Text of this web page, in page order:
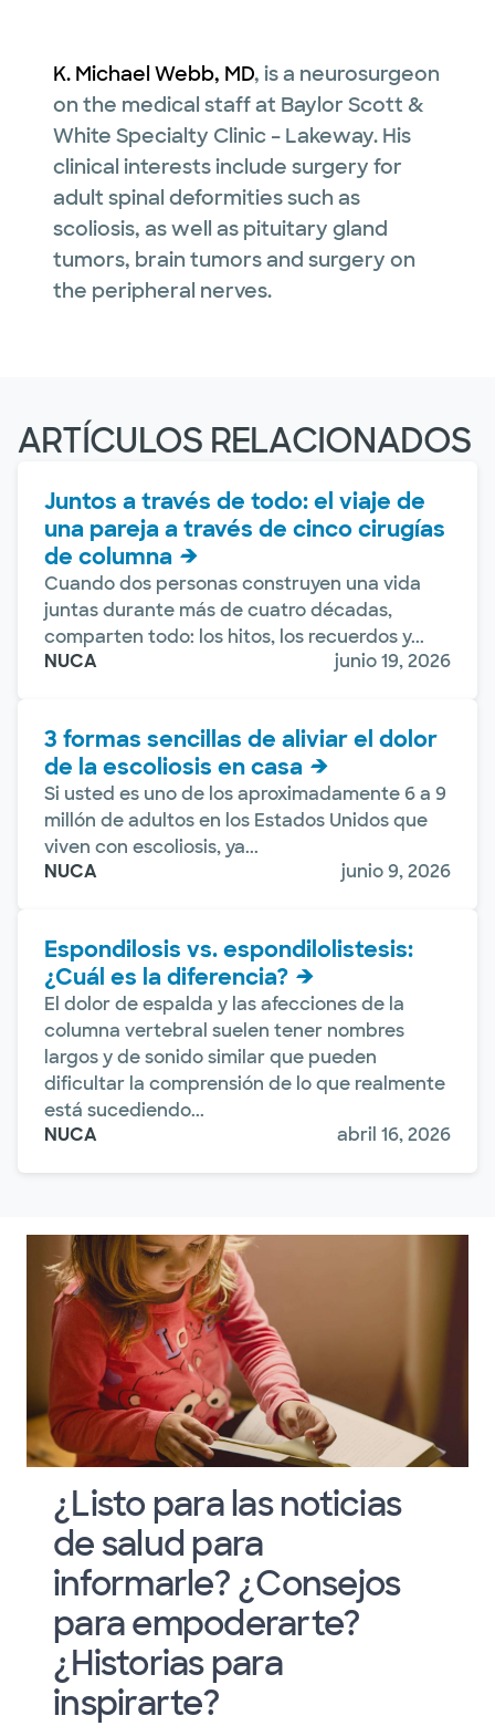
K. Michael Webb, MD, is a neurosurgeon
on the medical staff at Baylor Scott &
White Specialty Clinic – Lakeway. His
clinical interests include surgery for
adult spinal deformities such as
scoliosis, as well as pituitary gland
tumors, brain tumors and surgery on
the peripheral nerves.
ARTÍCULOS RELACIONADOS
Juntos a través de todo: el viaje de
una pareja a través de cinco cirugías
de columna
Cuando dos personas construyen una vida
juntas durante más de cuatro décadas,
comparten todo: los hitos, los recuerdos y...
NUCA
junio 19, 2026
3 formas sencillas de aliviar el dolor
de la escoliosis en casa
Si usted es uno de los aproximadamente 6 a 9
millón de adultos en los Estados Unidos que
viven con escoliosis, ya...
NUCA
junio 9, 2026
Espondilosis vs. espondilolistesis:
¿Cuál es la diferencia?
El dolor de espalda y las afecciones de la
columna vertebral suelen tener nombres
largos y de sonido similar que pueden
dificultar la comprensión de lo que realmente
está sucediendo...
NUCA
abril 16, 2026
¿Listo para las noticias
de salud para
informarle? ¿Consejos
para empoderarte?
¿Historias para
inspirarte?